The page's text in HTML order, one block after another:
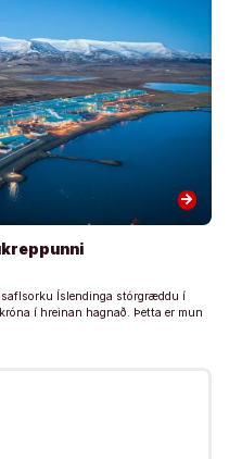
arrow_forward
Íslendinga stórgræddu í
í hreinan hagnað. Þetta er mun